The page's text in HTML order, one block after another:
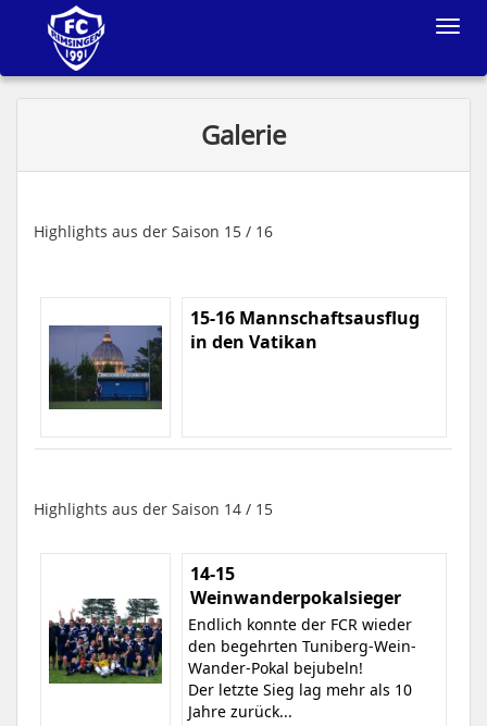
Toggle
Galerie
Highlights aus der Saison 15 / 16
15-16 Mannschaftsausflug
in den Vatikan
Highlights aus der Saison 14 / 15
14-15
Weinwanderpokalsieger
Endlich konnte der FCR wieder
den begehrten Tuniberg-Wein-
Wander-Pokal bejubeln!
Der letzte Sieg lag mehr als 10
Jahre zurück...